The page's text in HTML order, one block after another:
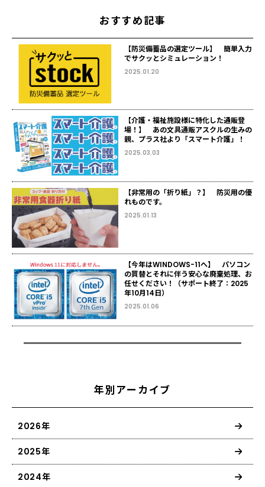
おすすめ記事
【防災備蓄品の選定ツール】 簡単入力
でサクッとシミュレーション！
2025.01.20
【介護・福祉施設様に特化した通販登
場！】 あの文具通販アスクルの生みの
親、プラス社より「スマート介護」！
2025.03.03
【非常用の「折り紙」？】 防災用の優
れものです。
2025.01.13
【今年はWINDOWS-11へ】 パソコン
の買替とそれに伴う安心な廃棄処理、お
任せください！（サポート終了：2025
年10月14日）
2025.01.06
年別アーカイブ
2026年
2025年
2024年